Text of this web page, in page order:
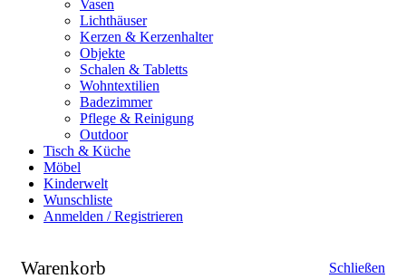
Vasen
Lichthäuser
Kerzen & Kerzenhalter
Objekte
Schalen & Tabletts
Wohntextilien
Badezimmer
Pflege & Reinigung
Outdoor
Tisch & Küche
Möbel
Kinderwelt
Wunschliste
Anmelden / Registrieren
Warenkorb Schließen